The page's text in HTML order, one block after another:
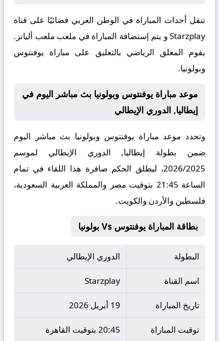
تنقل أحداث المباراة في الوطن العربي فضائيًا على قناة
Starzplay و يتم إستضافة المباراة في ملعب ملعب أليانز.
يقوم المعلق الرياضي بالتعليق على مباراة يوفنتوس
وبولونيا.
موعد مباراة يوفنتوس وبولونيا بث مباشر اليوم في
إيطاليا, الدوري الإيطالي
وتحدد موعد مباراة يوفنتوس وبولونيا بث مباشر اليوم
ضمن بطولة إيطاليا, الدوري الإيطالي لموسم
2026/2025، ليطلق الحكم صافرة هذا اللقاء في تمام
الساعة 21:45 بتوقيت مصر والمملكة العربية السعودية،
فلسطين والأردن والكويت.
بطاقة المباراة يوفنتوس Vs بولونيا
البطولة الدوري الإيطالي
اسم القناة Starzplay
تاريخ المباراة 19 أبريل 2026
توقيت المباراة 20:45 بتوقيت القاهرة